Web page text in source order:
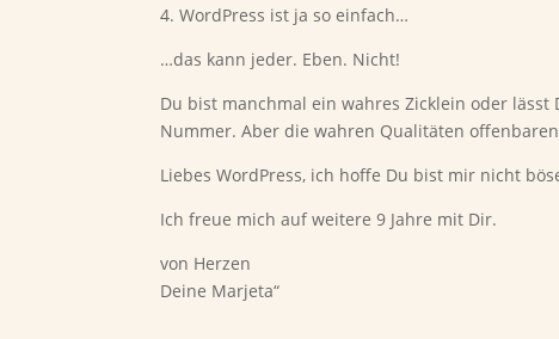
4. WordPress ist ja so einfach…
…das kann jeder. Eben. Nicht!
Du bist manchmal ein wahres Zicklein oder
Nummer. Aber die wahren Qualitäten
Liebes WordPress, ich hoffe Du bist mir nicht
Ich freue mich auf weitere 9 Jahre mit Dir.
von Herzen
Deine Marjeta“